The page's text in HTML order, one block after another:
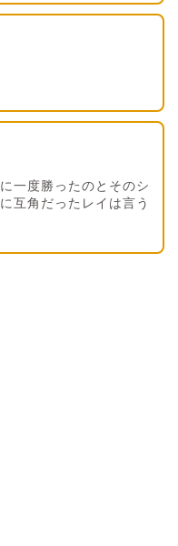
一度勝ったのとそのシ
互角だったレイは言う